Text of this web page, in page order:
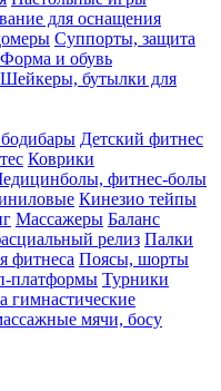
для оснащения
Суппорты, защита
Форма и обувь
Шейкеры, бутылки для
Детский фитнес
Коврики
фитнес-болы
Кинезио тейпы
Массажеры Баланс
релиз Палки
фитнеса Поясы, шорты
платформы Турники
гимнастические
мячи, босу